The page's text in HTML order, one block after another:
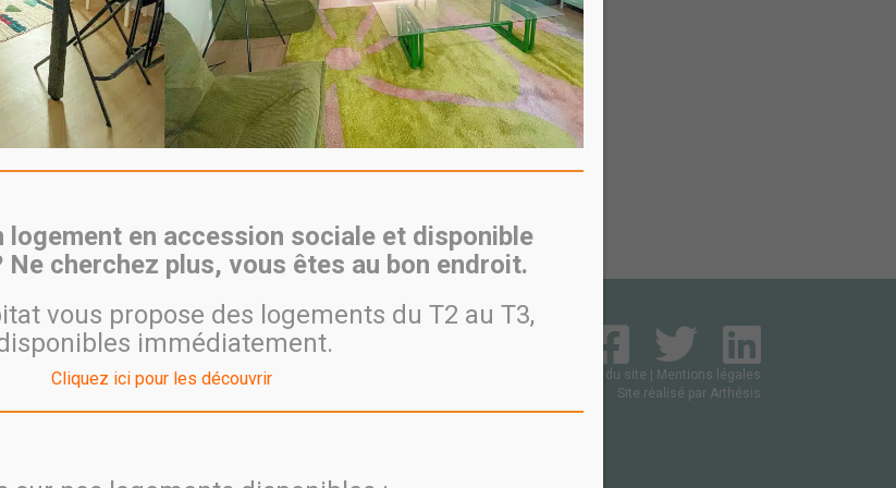
TÉLÉPHONE
ACCUEIL COMMERCIAL
ACCUEIL SYNDIC
Plan du site
Mentions légales
Site réalisé par Arthésis
logement en accession sociale et disponible
Ne cherchez plus, vous êtes au bon endroit.
vous propose des logements du T2 au T3,
immédiatement.
Cliquez ici pour les découvrir